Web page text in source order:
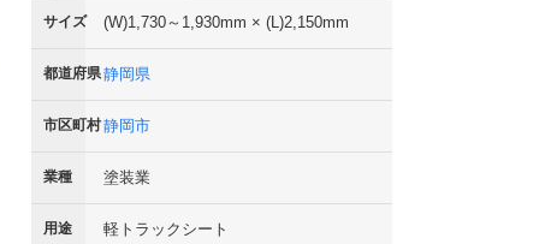
サイズ (W)1,730～1,930mm × (L)2,150mm
都道府県静岡県
市区町村静岡市
業種 塗装業
用途 軽トラックシート